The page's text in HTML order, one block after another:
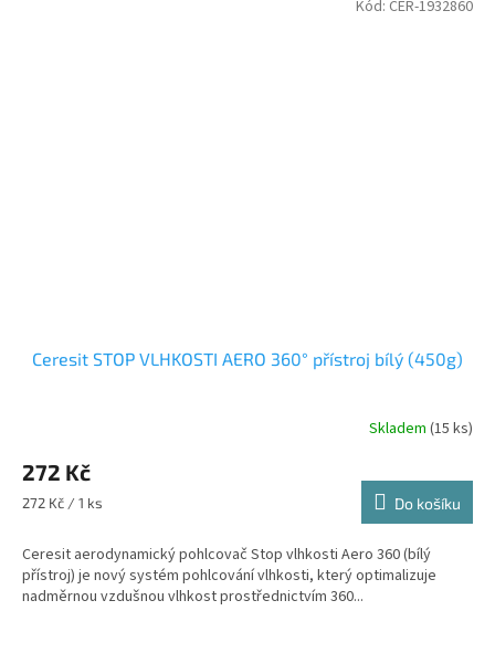
Ceresit STOP VLHKOSTI AERO 360° přístroj bílý (450g)
Skladem (15 ks)
272 Kč
Měrná
272 Kč / 1 ks Do košíku
Ceresit aerodynamický pohlcovač Stop vlhkosti Aero 360 (bílý
přístroj) je nový systém pohlcování vlhkosti, který optimalizuje
nadměrnou vzdušnou vlhkost prostřednictvím 360...
Kód: CER-1932860